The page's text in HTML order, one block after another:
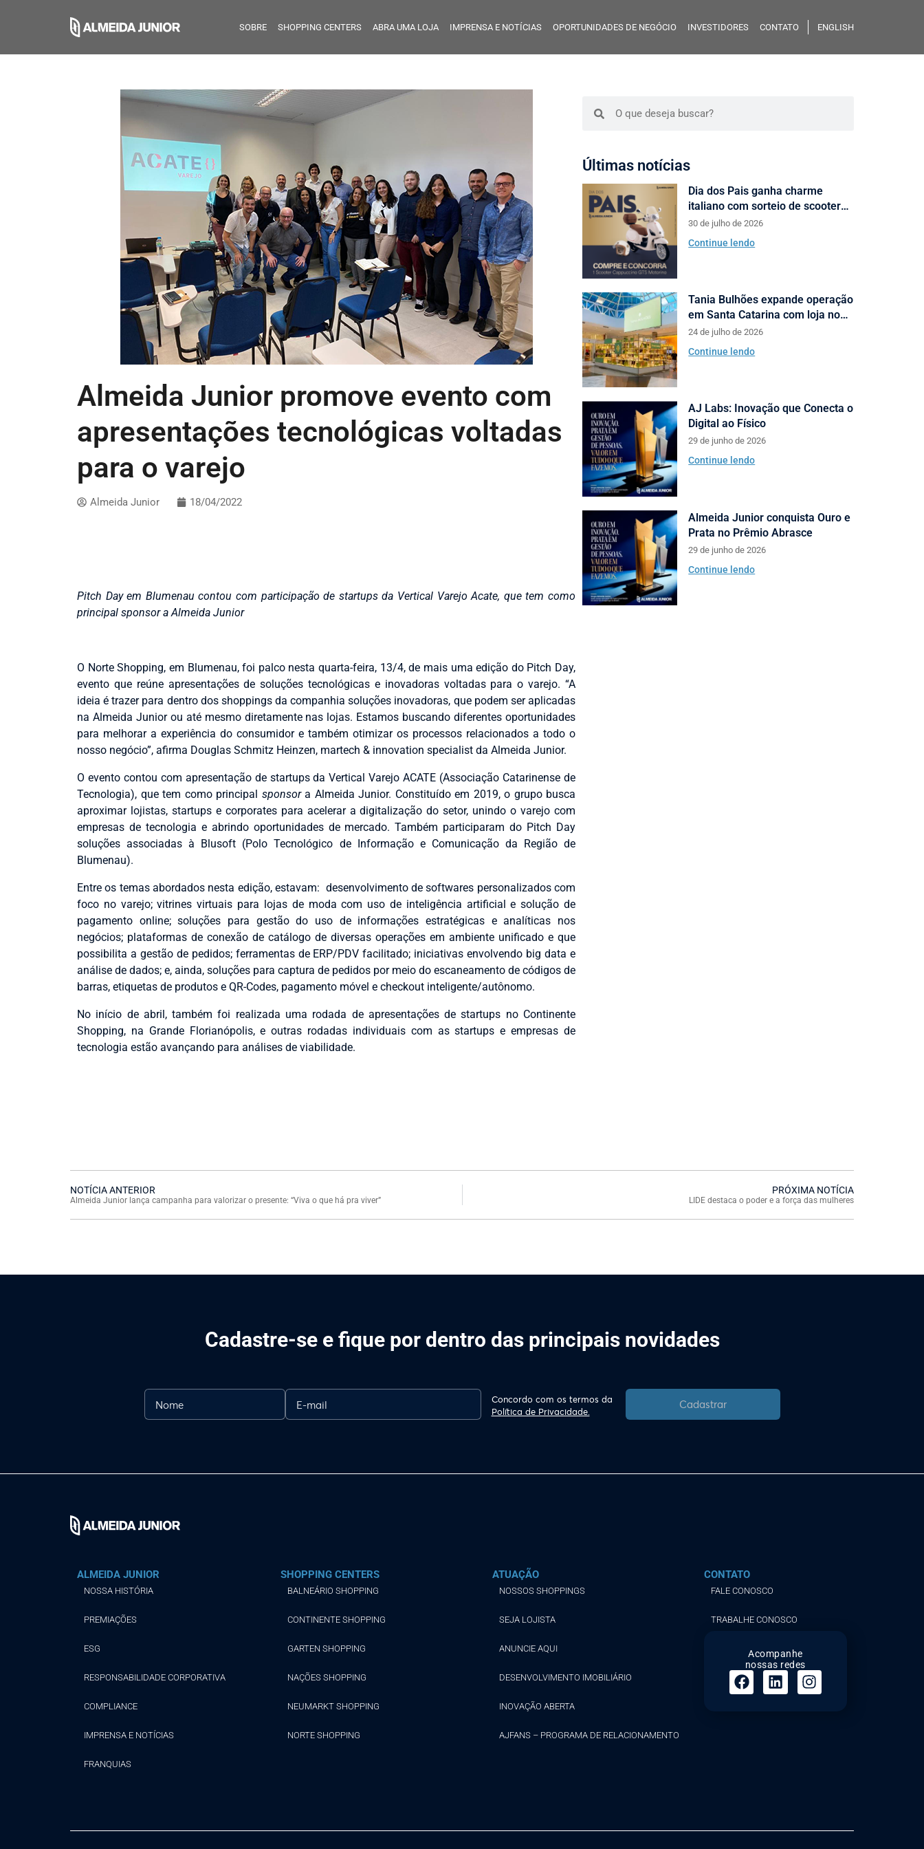
SOBRE SHOPPING CENTERS ABRA UMA LOJA IMPRENSA E NOTÍCIAS OPORTUNIDADES DE NEGÓCIO INVESTIDORES CONTATO ENGLISH
Almeida Junior promove evento com
apresentações tecnológicas voltadas
para o varejo
Almeida Junior 18/04/2022
Pitch Day em Blumenau contou com participação de startups da Vertical Varejo Acate, que tem como
principal sponsor a Almeida Junior
O Norte Shopping, em Blumenau, foi palco nesta quarta-feira, 13/4, de mais uma edição do Pitch Day,
evento que reúne apresentações de soluções tecnológicas e inovadoras voltadas para o varejo.“A
ideia é trazer para dentro dos shoppings da companhia soluções inovadoras, que podem ser aplicadas
na Almeida Junior ou até mesmo diretamente nas lojas. Estamos buscando diferentes oportunidades
para melhorar a experiência do consumidor e também otimizar os processos relacionados a todo o
nosso negócio”, afirma Douglas Schmitz Heinzen, martech & innovation specialist da Almeida Junior.
O evento contou com apresentação de startups da Vertical Varejo ACATE (Associação Catarinense de
Tecnologia), que tem como principal sponsora Almeida Junior. Constituído em 2019, o grupo busca
aproximar lojistas, startups e corporates para acelerar a digitalização do setor, unindo o varejo com
empresas de tecnologia e abrindo oportunidades de mercado. Também participaram do Pitch Day
soluções associadas à Blusoft (Polo Tecnológico de Informação e Comunicação da Região de
Blumenau).
Entre os temas abordados nesta edição, estavam: desenvolvimento de softwares personalizados com
foco no varejo; vitrines virtuais para lojas de moda com uso de inteligência artificial e solução de
pagamento online; soluções para gestão do uso de informações estratégicas e analíticas nos
negócios; plataformas de conexão de catálogo de diversas operações em ambiente unificado e que
possibilita a gestão de pedidos; ferramentas de ERP/PDV facilitado; iniciativas envolvendo big data e
análise de dados; e, ainda, soluções para captura de pedidos por meio do escaneamento de códigos de
barras, etiquetas de produtos e QR-Codes, pagamento móvel e checkout inteligente/autônomo.
No início de abril, também foi realizada uma rodada de apresentações de startups no Continente
Shopping, na Grande Florianópolis,e outras rodadas individuais com as startups e empresas de
tecnologia estão avançando para análises de viabilidade.
Últimas notícias
Dia dos Pais ganha charme
italiano com sorteio de scooters
Motorino pela Almeida Junior
30 de julho de 2026
Continue lendo
Tania Bulhões expande operação
em Santa Catarina com loja no
Neumarkt Shopping
24 de julho de 2026
Continue lendo
AJ Labs: Inovação que Conecta o
Digital ao Físico
29 de junho de 2026
Continue lendo
Almeida Junior conquista Ouro e
Prata no Prêmio Abrasce
29 de junho de 2026
Continue lendo
NOTÍCIA ANTERIOR
Almeida Junior lança campanha para valorizar o presente: “Viva o que há pra viver”
PRÓXIMA NOTÍCIA
LIDE destaca o poder e a força das mulheres
Cadastre-se e fique por dentro das principais novidades
Concordo com os termos da
Política de Privacidade.
Cadastrar
ALMEIDA JUNIOR
NOSSA HISTÓRIA
PREMIAÇÕES
ESG
RESPONSABILIDADE CORPORATIVA
COMPLIANCE
IMPRENSA E NOTÍCIAS
FRANQUIAS
SHOPPING CENTERS
BALNEÁRIO SHOPPING
CONTINENTE SHOPPING
GARTEN SHOPPING
NAÇÕES SHOPPING
NEUMARKT SHOPPING
NORTE SHOPPING
ATUAÇÃO
NOSSOS SHOPPINGS
SEJA LOJISTA
ANUNCIE AQUI
DESENVOLVIMENTO IMOBILIÁRIO
INOVAÇÃO ABERTA
AJFANS – PROGRAMA DE RELACIONAMENTO
CONTATO
FALE CONOSCO
TRABALHE CONOSCO
Acompanhe
nossas redes